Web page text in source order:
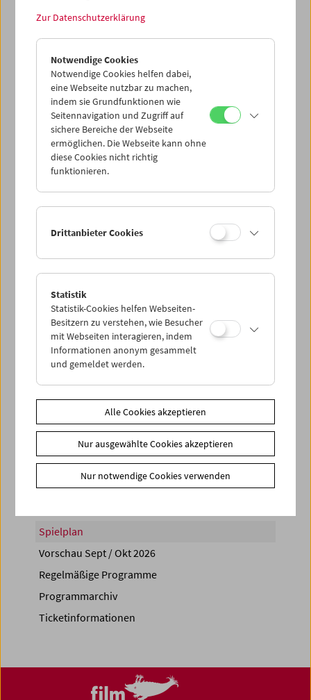
< Vorherige Woche
Mo 23.7.
Di 24.7.
Mi 25.7.
Do 26.7.
So 29.7.
PROGRAMM ÜBERBLICK
Spielplan
Vorschau Sept / Okt 2026
Regelmäßige Programme
Programmarchiv
Ticketinformationen
Zur Datenschutzerklärung
Notwendige Cookies
Notwendige Cookies helfen dabei,
eine Webseite nutzbar zu machen,
indem sie Grundfunktionen wie
Seitennavigation und Zugriff auf
sichere Bereiche der Webseite
ermöglichen. Die Webseite kann ohne
diese Cookies nicht richtig
funktionieren.
Drittanbieter Cookies
Statistik
Statistik-Cookies helfen Webseiten-
Besitzern zu verstehen, wie Besucher
mit Webseiten interagieren, indem
Informationen anonym gesammelt
und gemeldet werden.
Alle Cookies akzeptieren
Nur ausgewählte Cookies akzeptieren
Nur notwendige Cookies verwenden